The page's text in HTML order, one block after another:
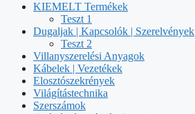
KIEMELT Termékek
Teszt 1
Dugaljak | Kapcsolók | Szerelvények
Teszt 2
Villanyszerelési Anyagok
Kábelek | Vezetékek
Elosztószekrények
Világítástechnika
Szerszámok